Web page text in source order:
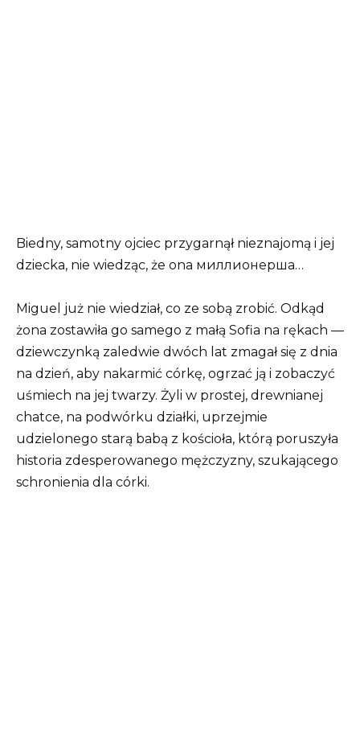
Biedny, samotny ojciec przygarnął nieznajomą i jej
dziecka, nie wiedząc, że ona миллионерша…
Miguel już nie wiedział, co ze sobą zrobić. Odkąd
żona zostawiła go samego z małą Sofia na rękach —
dziewczynką zaledwie dwóch lat zmagał się z dnia
na dzień, aby nakarmić córkę, ogrzać ją i zobaczyć
uśmiech na jej twarzy. Żyli w prostej, drewnianej
chatce, na podwórku działki, uprzejmie
udzielonego starą babą z kościoła, którą poruszyła
historia zdesperowanego mężczyzny, szukającego
schronienia dla córki.